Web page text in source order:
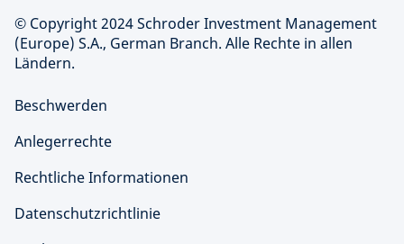
© Copyright 2024 Schroder Investment Management
(Europe) S.A., German Branch. Alle Rechte in allen
Ländern.
Beschwerden
Anlegerrechte
Rechtliche Informationen
Datenschutzrichtlinie